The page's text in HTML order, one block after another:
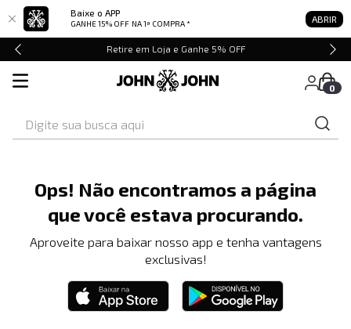
Baixe o APP
GANHE 15% OFF NA 1ª COMPRA * ABRIR
Retire em Loja e Ganhe 5% OFF
0
Ops! Não encontramos a página
que você estava procurando.
Aproveite para baixar nosso app e tenha vantagens
exclusivas!